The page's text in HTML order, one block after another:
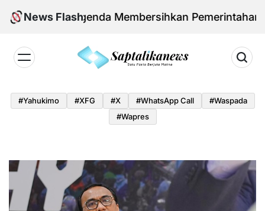
Skip
News Flash
dan Agenda Membersihkan Pemerintahan Daerah
#yahukimo #XFG #x #WhatsApp Call
#waspada
#Wapres